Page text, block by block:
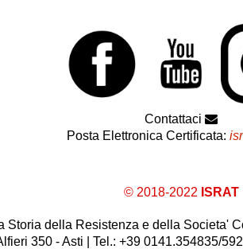
Contattaci
Posta Elettronica Certificata:
© 2018-2022 ISRAT
Storia della Resistenza e della Societa'
350 - Asti | Tel.: +39 0141.354835/